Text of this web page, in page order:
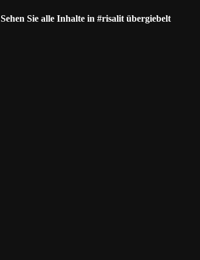
Sehen Sie alle Inhalte in #risalit übergiebelt